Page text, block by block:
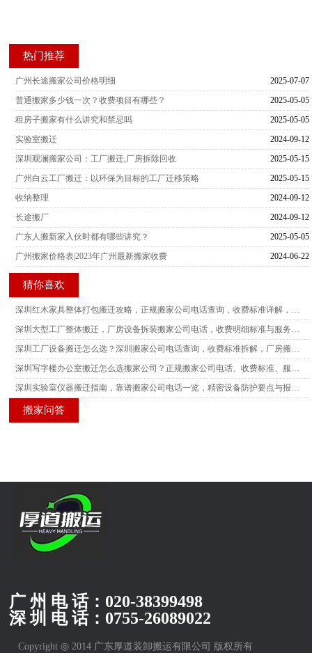
热门推荐
2025-07-07
广州长途搬家公司价格明细
2025-05-05
普通搬家多少钱一次？收费项目有哪些？
2025-05-05
租房子搬家有什么讲究和禁忌吗
2024-09-12
实验室搬迁
2025-05-15
深圳观澜搬家公司：工厂搬迁,厂房拆除回收
2025-05-15
广州白云工厂搬迁：以环保为目标的工厂迁移策略
2024-09-12
收纳整理
2024-09-12
长途搬厂
2025-05-05
广东人搬新家入伙时都有哪些讲究？
2024-06-22
广州搬家价格表|2023年广州最新搬家收费
猜你喜欢
搬家问答
广 州 电 话： 020-38399498
深 圳 电 话： 0755-26089022
Copyright ◎ 2014 广东厚道装卸搬运有限公司 版权所有